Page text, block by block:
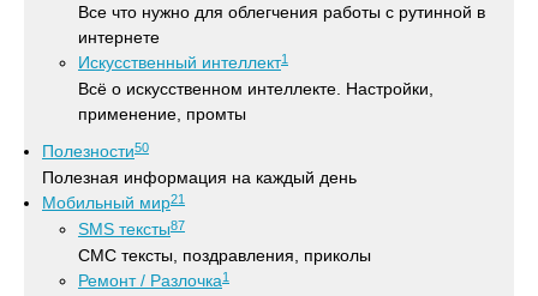
Все что нужно для облегчения работы с рутинной в
интернете
Искусственный интеллект1
Всё о искусственном интеллекте. Настройки,
применение, промты
Полезности50
Полезная информация на каждый день
Мобильный мир21
SMS тексты87
СМС тексты, поздравления, приколы
Ремонт / Разлочка1